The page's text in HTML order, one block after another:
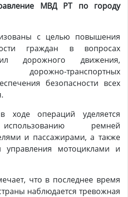
МВД РТ по городу
с целью повышения
граждан в вопросах
дорожного движения,
транспортных
безопасности всех
ходе операций уделяется
ремней
и пассажирами, а также
управления мотоциклами и
что в последнее время
наблюдается тревожная